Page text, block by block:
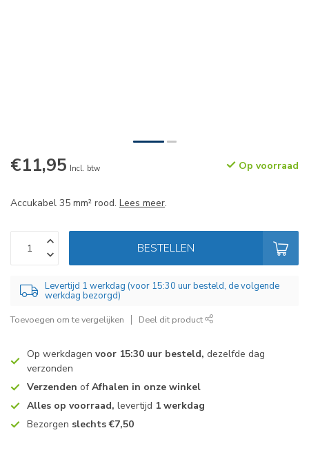
€11,95 Incl. btw Op voorraad
Accukabel 35 mm² rood. Lees meer.
BESTELLEN
Levertijd 1 werkdag (voor 15:30 uur besteld, de volgende
werkdag bezorgd)
Toevoegen om te vergelijken Deel dit product
Op werkdagen voor 15:30 uur besteld, dezelfde dag
verzonden
Verzenden ofAfhalen in onze winkel
Alles op voorraad, levertijd 1 werkdag
Bezorgen slechts €7,50